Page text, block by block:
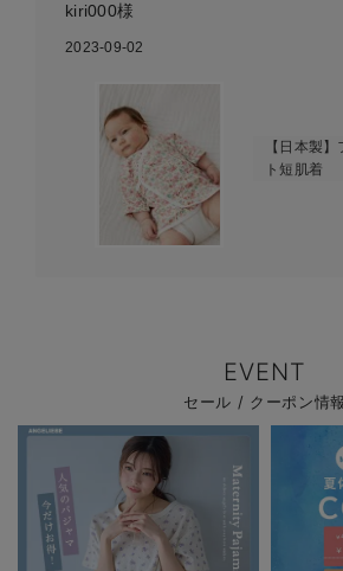
kiri000様
2023-09-02
【日本製
ト短肌着
EVENT
セール / クーポン情報